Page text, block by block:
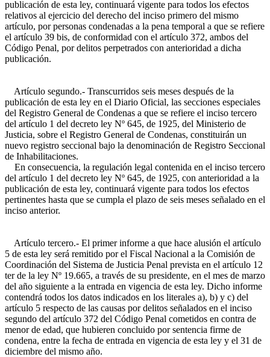
publicación de esta ley, continuará vigente para todos los efectos
relativos al ejercicio del derecho del inciso primero del mismo
artículo, por personas condenadas a la pena temporal a que se refiere
el artículo 39 bis, de conformidad con el artículo 372, ambos del
Código Penal, por delitos perpetrados con anterioridad a dicha
publicación.
Artículo segundo.- Transcurridos seis meses después de la
publicación de esta ley en el Diario Oficial, las secciones especiales
del Registro General de Condenas a que se refiere el inciso tercero
del artículo 1 del decreto ley Nº 645, de 1925, del Ministerio de
Justicia, sobre el Registro General de Condenas, constituirán un
nuevo registro seccional bajo la denominación de Registro Seccional
de Inhabilitaciones.
En consecuencia, la regulación legal contenida en el inciso tercero
del artículo 1 del decreto ley Nº 645, de 1925, con anterioridad a la
publicación de esta ley, continuará vigente para todos los efectos
pertinentes hasta que se cumpla el plazo de seis meses señalado en el
inciso anterior.
Artículo tercero.- El primer informe a que hace alusión el artículo
5 de esta ley será remitido por el Fiscal Nacional a la Comisión de
Coordinación del Sistema de Justicia Penal prevista en el artículo 12
ter de la ley Nº 19.665, a través de su presidente, en el mes de marzo
del año siguiente a la entrada en vigencia de esta ley. Dicho informe
contendrá todos los datos indicados en los literales a), b) y c) del
artículo 5 respecto de las causas por delitos señalados en el inciso
segundo del artículo 372 del Código Penal cometidos en contra de
menor de edad, que hubieren concluido por sentencia firme de
condena, entre la fecha de entrada en vigencia de esta ley y el 31 de
diciembre del mismo año.